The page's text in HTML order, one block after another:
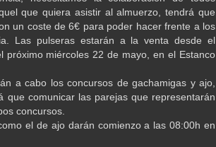
que quiera asistir al almuerzo, tendrá que
un coste de 6€ para poder hacer frente a los
Las pulseras estarán a la venta desde el
próximo miércoles 22 de mayo, en el Estanco
a cabo los concursos de gachamigas y ajo,
que comunicar las parejas que representarán
concursos.
el de ajo darán comienzo a las 08:00h en